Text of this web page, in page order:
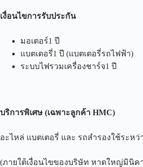
เงื่อนไขการรับประกัน
มอเตอร์1 ปี
แบตเตอรี่1 ปี (แบตเตอรี่รถไฟฟ้า)
ระบบไฟรวมเครื่องชาร์จ1 ปี
บริการพิเศษ (เฉพาะลูกค้า HMC)
อะไหล่ แบตเตอรี่ และ รถสำรองใช้ระหว่
(ภายใต้เงื่อนไขของบริษัท หาดใหญ่มินิค